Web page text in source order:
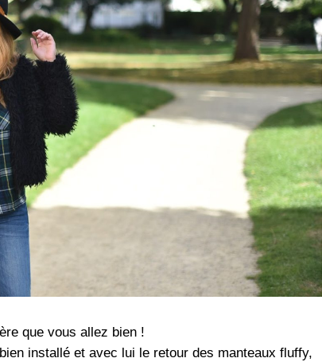
que vous allez bien !
installé et avec lui le retour des manteaux fluffy,